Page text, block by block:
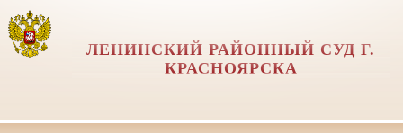
ЛЕНИНСКИЙ РАЙОННЫЙ СУД Г.
КРАСНОЯРСКА